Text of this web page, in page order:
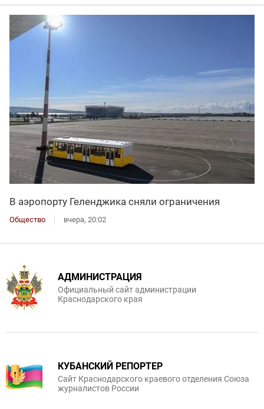
В аэропорту Геленджика сняли ограничения
Общество вчера, 20:02
АДМИНИСТРАЦИЯ
Официальный сайт администрации
Краснодарского края
КУБАНСКИЙ РЕПОРТЕР
Сайт Краснодарского краевого отделения Союза
журналистов России